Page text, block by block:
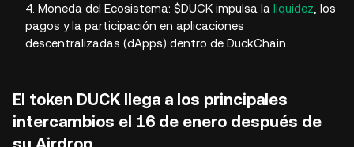
4. Moneda del Ecosistema: $DUCK impulsa la liquidez , los
pagos y la participación en aplicaciones
descentralizadas (dApps) dentro de DuckChain.
El token DUCK llega a los principales
intercambios el 16 de enero después de